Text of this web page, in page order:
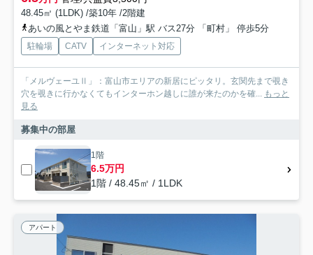
48.45㎡ (1LDK) /築10年 /2階建
あいの風とやま鉄道「富山」駅 バス27分 「町村」 停歩5分
駐輪場 CATV インターネット対応
「メルヴェーユⅡ」：富山市エリアの新居にピッタリ。玄関先まで覗き
穴を覗きに行かなくてもインターホン越しに誰が来たのかを確... もっと
見る
募集中の部屋
1階
6.5万円
1階 / 48.45㎡ / 1LDK
アパート